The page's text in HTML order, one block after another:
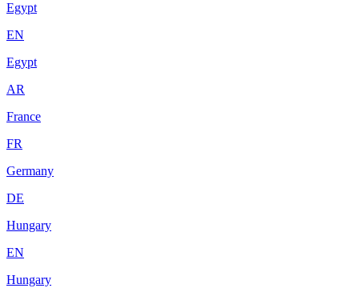
Egypt
EN
Egypt
AR
France
FR
Germany
DE
Hungary
EN
Hungary